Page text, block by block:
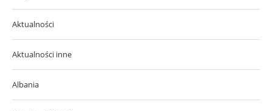
Aktualności
Aktualności inne
Albania